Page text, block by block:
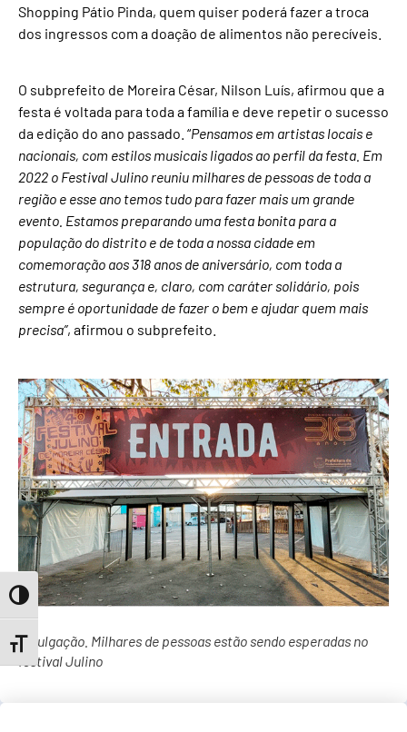
Toggle High Contrast
Toggle Font size
Shopping Pátio Pinda, quem quiser poderá fazer a troca
dos ingressos com a doação de alimentos não perecíveis.
O subprefeito de Moreira César, Nilson Luís, afirmou que a
festa é voltada para toda a família e deve repetir o sucesso
da edição do ano passado. “Pensamos em artistas locais e
nacionais, com estilos musicais ligados ao perfil da festa. Em
2022 o Festival Julino reuniu milhares de pessoas de toda a
região e esse ano temos tudo para fazer mais um grande
evento. Estamos preparando uma festa bonita para a
população do distrito e de toda a nossa cidade em
comemoração aos 318 anos de aniversário, com toda a
estrutura, segurança e, claro, com caráter solidário, pois
sempre é oportunidade de fazer o bem e ajudar quem mais
precisa”, afirmou o subprefeito.
Divulgação. Milhares de pessoas estão sendo esperadas no
festival Julino